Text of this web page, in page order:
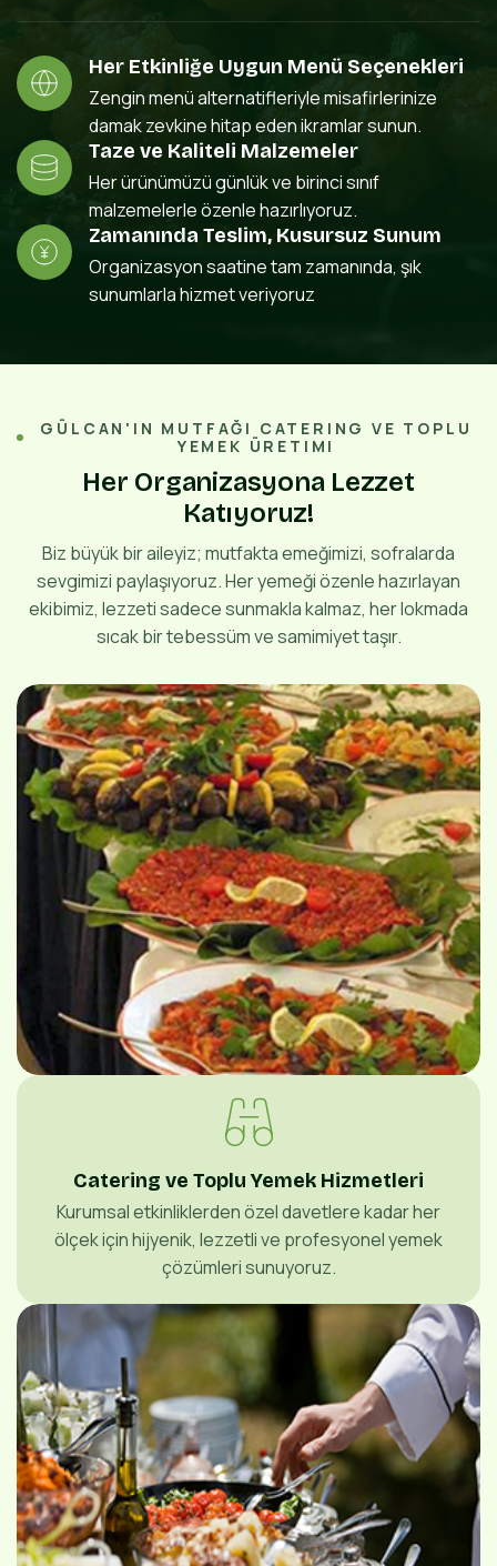
Her Etkinliğe Uygun Menü Seçenekleri
Zengin menü alternatifleriyle misafirlerinize
damak zevkine hitap eden ikramlar sunun.
Taze ve Kaliteli Malzemeler
Her ürünümüzü günlük ve birinci sınıf
malzemelerle özenle hazırlıyoruz.
Zamanında Teslim, Kusursuz Sunum
Organizasyon saatine tam zamanında, şık
sunumlarla hizmet veriyoruz
GÜLCAN'IN MUTFAĞI CATERING VE TOPLU
YEMEK ÜRETIMI
Her Organizasyona Lezzet
Katıyoruz!
Biz büyük bir aileyiz; mutfakta emeğimizi, sofralarda
sevgimizi paylaşıyoruz. Her yemeği özenle hazırlayan
ekibimiz, lezzeti sadece sunmakla kalmaz, her lokmada
sıcak bir tebessüm ve samimiyet taşır.
Catering ve Toplu Yemek Hizmetleri
Kurumsal etkinliklerden özel davetlere kadar her
ölçek için hijyenik, lezzetli ve profesyonel yemek
çözümleri sunuyoruz.